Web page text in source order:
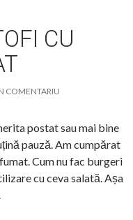
CU
COMENTARIU
postat sau mai bine
pauză. Am cumpărat
Cum nu fac burgeri
cu ceva salată. Așa